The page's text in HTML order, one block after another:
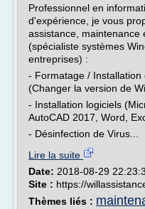
Professionnel en
d'expérience, je vous
assistance, maintenance
(spécialiste systèmes
entreprises) :
- Formatage / Installation
(Changer la version de
- Installation logiciels
AutoCAD 2017, Word,
- Désinfection de Virus...
Lire la suite
Date: 2018-08-29
Site : https://
Thèmes liés :